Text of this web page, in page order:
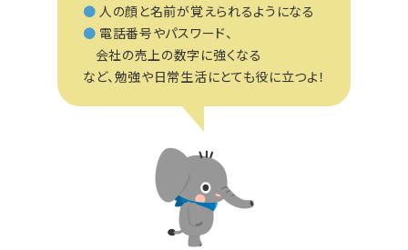
● 人の顔と名前が覚えられるようになる
● 電話番号やパスワード、
会社の売上の数字に強くなる
など、勉強や日常生活にとても役に立つよ！